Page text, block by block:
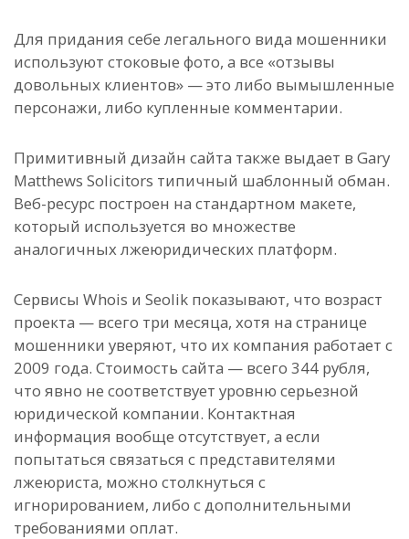
Для придания себе легального вида мошенники
используют стоковые фото, а все «отзывы
довольных клиентов» — это либо вымышленные
персонажи, либо купленные комментарии.
Примитивный дизайн сайта также выдает в Gary
Matthews Solicitors типичный шаблонный обман.
Веб-ресурс построен на стандартном макете,
который используется во множестве
аналогичных лжеюридических платформ.
Сервисы Whois и Seolik показывают, что возраст
проекта — всего три месяца, хотя на странице
мошенники уверяют, что их компания работает с
2009 года. Стоимость сайта — всего 344 рубля,
что явно не соответствует уровню серьезной
юридической компании. Контактная
информация вообще отсутствует, а если
попытаться связаться с представителями
лжеюриста, можно столкнуться с
игнорированием, либо с дополнительными
требованиями оплат.